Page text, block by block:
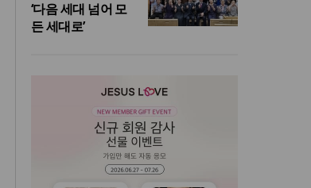
‘다음 세대 넘어 모
든 세대로’